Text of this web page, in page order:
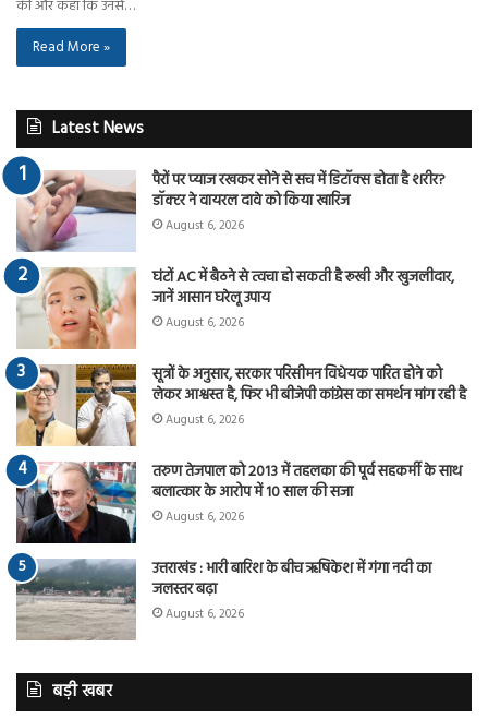
की और कहा कि उनसे…
Read More »
Latest News
पैरों पर प्याज रखकर सोने से सच में डिटॉक्स होता है शरीर?
डॉक्टर ने वायरल दावे को किया खारिज
August 6, 2026
घंटों AC में बैठने से त्वचा हो सकती है रूखी और खुजलीदार,
जानें आसान घरेलू उपाय
August 6, 2026
सूत्रों के अनुसार, सरकार परिसीमन विधेयक पारित होने को
लेकर आश्वस्त है, फिर भी बीजेपी कांग्रेस का समर्थन मांग रही है
August 6, 2026
तरुण तेजपाल को 2013 में तहलका की पूर्व सहकर्मी के साथ
बलात्कार के आरोप में 10 साल की सजा
August 6, 2026
उत्तराखंड : भारी बारिश के बीच ऋषिकेश में गंगा नदी का
जलस्तर बढ़ा
August 6, 2026
बड़ी खबर